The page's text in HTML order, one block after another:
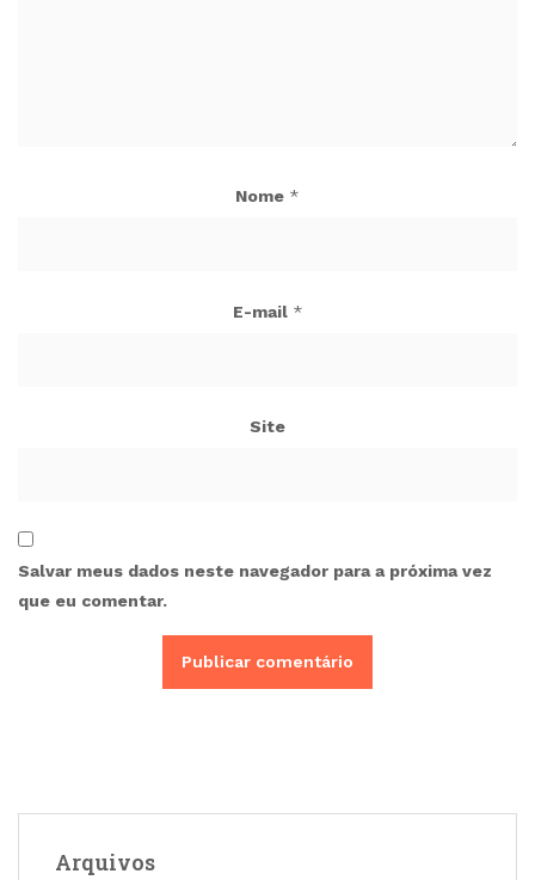
Nome *
E-mail *
Site
Salvar meus dados neste navegador para a próxima vez
que eu comentar.
Arquivos